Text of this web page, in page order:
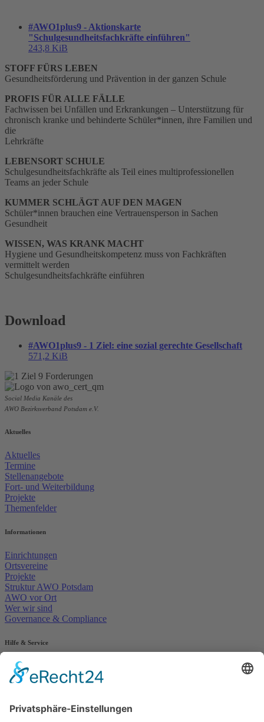
#AWO1plus9 - Aktionskarte
"Schulgesundheitsfachkräfte einführen"
243,8 KiB
STOFF FÜRS LEBEN
Gesundheitsförderung und Prävention in der ganzen Schule
PROFIS FÜR ALLE FÄLLE
Fachwissen bei Unfällen und Erkrankungen – Unterstützung für
chronisch kranke und behinderte Schüler*innen, ihre Familien und
die
Lehrkräfte
LEBENSORT SCHULE
Schulgesundheitsfachkräfte als Teil eines multiprofessionellen
Teams an jeder Schule
KUMMER SCHLÄGT AUF DEN MAGEN
Schüler*innen brauchen eine Vertrauensperson in Sachen
Gesundheit
WISSEN, WAS KRANK MACHT
Hygiene und Gesundheitskompetenz muss von Fachkräften
vermittelt werden
Schulgesundheitsfachkräfte einführen
Download
#AWO1plus9 - 1 Ziel: eine sozial gerechte Gesellschaft
571,2 KiB
Social Media Kanäle des
AWO Bezirksverband Potsdam e.V.
Aktuelles
Aktuelles
Termine
Stellenangebote
Fort- und Weiterbildung
Projekte
Themenfelder
Informationen
Einrichtungen
Ortsvereine
Projekte
Struktur AWO Potsdam
AWO vor Ort
Wer wir sind
Governance & Compliance
Hilfe & Service
Anmelden
Mitglied werden
Bedienhilfen